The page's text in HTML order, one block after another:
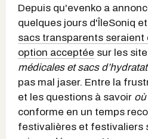
Depuis qu'evenko a
quelques jours d'ÎleSoniq
sacs transparents seraient
option acceptée sur les
médicales et sacs
pas mal jaser. Entre la
et les questions à savoir où
conforme en un temps
festivalières et festivaliers